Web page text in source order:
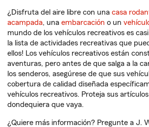
¿Disfruta del aire libre con una casa
acampada, una embarcación o un
mundo de los vehículos recreativos es
la lista de actividades recreativas que
ellos! Los vehículos recreativos están
aventuras, pero antes de que salga a la
los senderos, asegúrese de que sus
cobertura de calidad diseñada
vehículos recreativos. Proteja sus
dondequiera que vaya.
¿Quiere más información? Pregunte a J.